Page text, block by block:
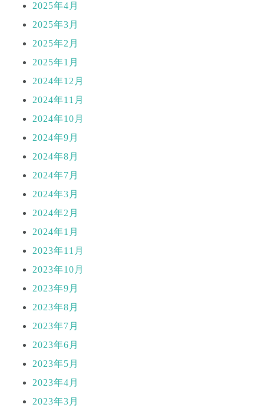
2025年4月
2025年3月
2025年2月
2025年1月
2024年12月
2024年11月
2024年10月
2024年9月
2024年8月
2024年7月
2024年3月
2024年2月
2024年1月
2023年11月
2023年10月
2023年9月
2023年8月
2023年7月
2023年6月
2023年5月
2023年4月
2023年3月